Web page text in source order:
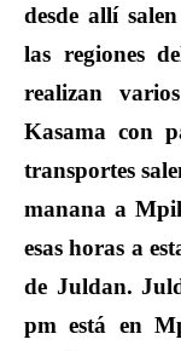
desde allí
las regiones
realizan
Kasama con
transportes
manana a
esas horas a
de Juldan.
pm está en